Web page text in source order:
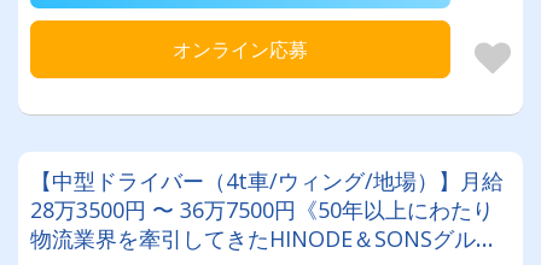
オンライン応募
【中型ドライバー（4t車/ウィング/地場）】月給
28万3500円 〜 36万7500円《50年以上にわたり
物流業界を牽引してきたHINODE＆SONSグルー